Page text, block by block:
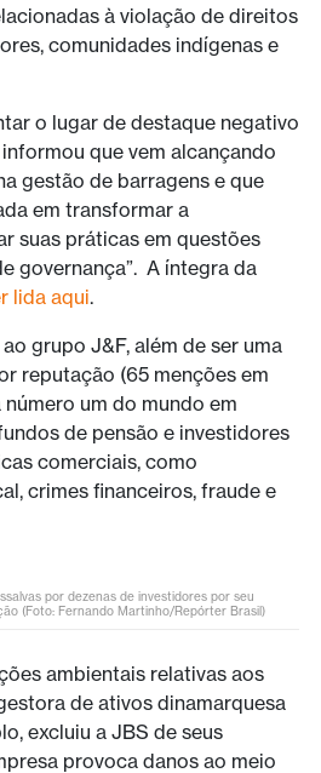
à violação de direitos
comunidades indígenas e
o lugar de destaque negativo
que vem alcançando
gestão de barragens e que
em transformar a
suas práticas em questões
governança”. A íntegra da
lida aqui.
grupo J&F, além de ser uma
reputação (65 menções em
número um do mundo em
de pensão e investidores
comerciais, como
crimes financeiros, fraude e
por dezenas de investidores por seu
(Foto: Fernando Martinho/Repórter Brasil)
ambientais relativas aos
de ativos dinamarquesa
excluiu a JBS de seus
provoca danos ao meio